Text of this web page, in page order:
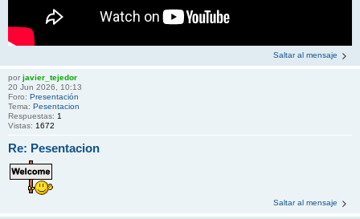
Saltar al mensaje
por javier_tejedor
20 Jun 2026, 10:13
Foro: Presentación
Tema: Pesentacion
Respuestas: 1
Vistas: 1672
Re: Pesentacion
Saltar al mensaje